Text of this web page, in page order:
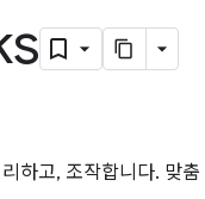
하고, 조작합니다. 맞